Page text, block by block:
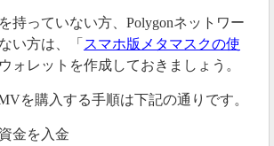
持っていない方、Polygonネットワー
い方は、「 スマホ版メタマスクの使
ォレットを作成しておきましょう。
を購入する手順は下記の通りです。
金を入金